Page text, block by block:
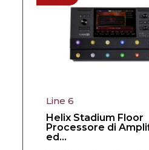
Line 6
Helix Stadium Floor
Processore di
ed...